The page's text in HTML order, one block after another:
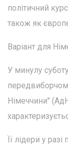
політичний
також як
Варіант для
У минулу
Німеччини"
Її лідери у